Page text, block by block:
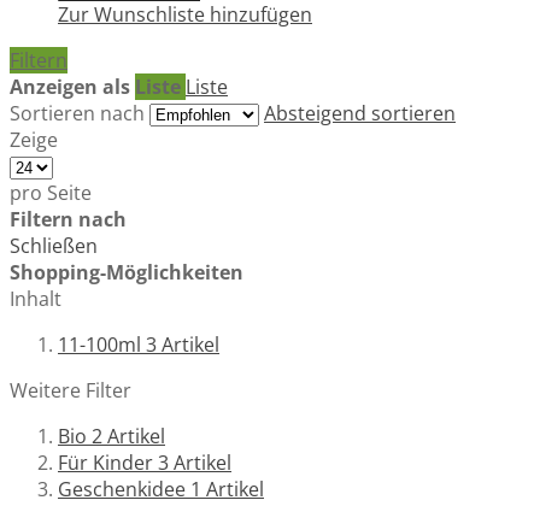
Zur Wunschliste hinzufügen
Filtern
Anzeigen als Liste Liste
Sortieren nach
Absteigend sortieren
Zeige
pro Seite
Filtern nach
Schließen
Shopping-Möglichkeiten
Inhalt
11-100ml 3Artikel
Weitere Filter
Bio 2Artikel
Für Kinder3Artikel
Geschenkidee 1 Artikel